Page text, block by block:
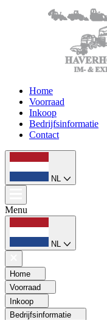
Home
Voorraad
Inkoop
Bedrijfsinformatie
Contact
NL
Menu
NL
Home
Voorraad
Inkoop
Bedrijfsinformatie